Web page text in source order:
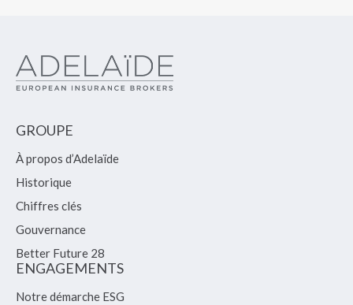
GROUPE
À propos d’Adelaïde
Historique
Chiffres clés
Gouvernance
Better Future 28
ENGAGEMENTS
Notre démarche ESG